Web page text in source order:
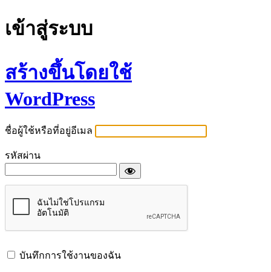
เข้าสู่ระบบ
สร้างขึ้นโดยใช้
WordPress
ชื่อผู้ใช้หรือที่อยู่อีเมล
รหัสผ่าน
บันทึกการใช้งานของฉัน